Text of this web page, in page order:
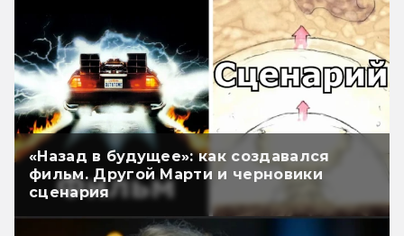
«Назад в будущее»: как создавался
фильм. Другой Марти и черновики
сценария